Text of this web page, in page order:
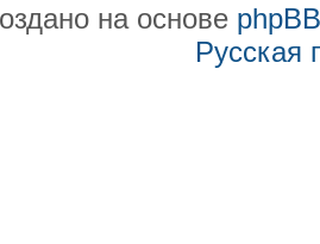
на основе phpBB
Русская